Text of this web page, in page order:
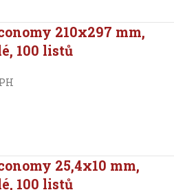
210x297 mm,
100 listů
25,4x10 mm,
100 listů